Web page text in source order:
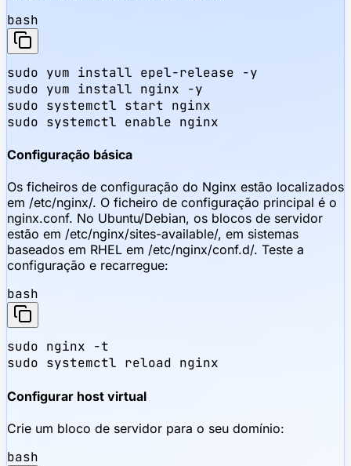
bash
sudo yum install epel-release -y
sudo yum install nginx -y
sudo systemctl start nginx
sudo systemctl enable nginx
Configuração básica
Os ficheiros de configuração do Nginx estão localizados
em /etc/nginx/. O ficheiro de configuração principal é o
nginx.conf. No Ubuntu/Debian, os blocos de servidor
estão em /etc/nginx/sites-available/, em sistemas
baseados em RHEL em /etc/nginx/conf.d/. Teste a
configuração e recarregue:
bash
sudo nginx -t
sudo systemctl reload nginx
Configurar host virtual
Crie um bloco de servidor para o seu domínio:
bash